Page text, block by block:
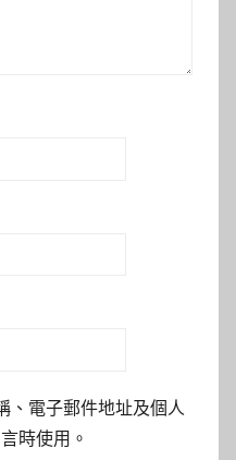
、電子郵件地址及個人
時使用。